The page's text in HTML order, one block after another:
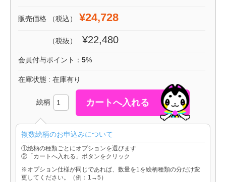
販売価格 （税込） ¥24,728
（税抜） ¥22,480
会員付与ポイント： 5%
在庫状態 : 在庫有り
絵柄
複数絵柄のお申込みについて
①絵柄の種類ごとにオプションを選びます
②「カートへ入れる」ボタンをクリック
※オプション仕様が同じであれば、数量を1を絵柄種類の分だけ変
更してください。（例：1→5）